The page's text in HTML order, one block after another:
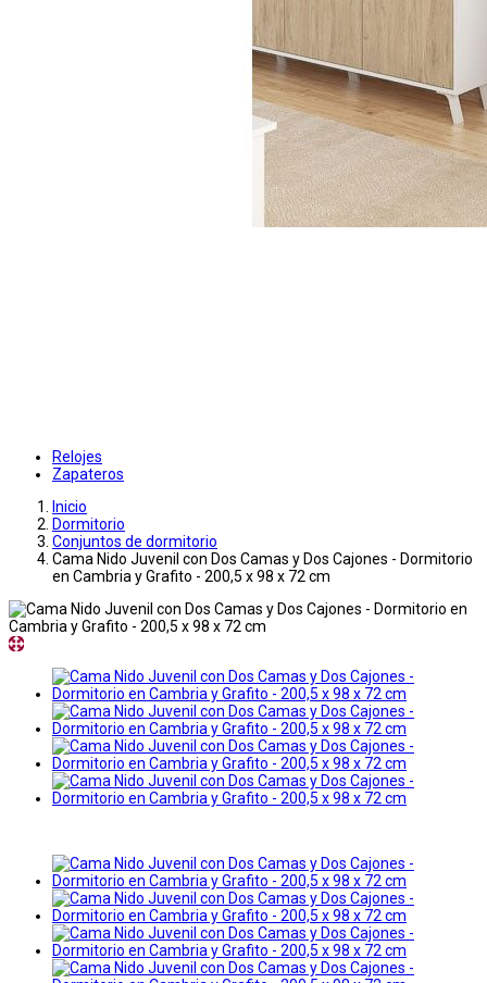
Relojes
Zapateros
Inicio
Dormitorio
Conjuntos de dormitorio
Cama Nido Juvenil con Dos Camas y Dos Cajones - Dormitorio
en Cambria y Grafito - 200,5 x 98 x 72 cm